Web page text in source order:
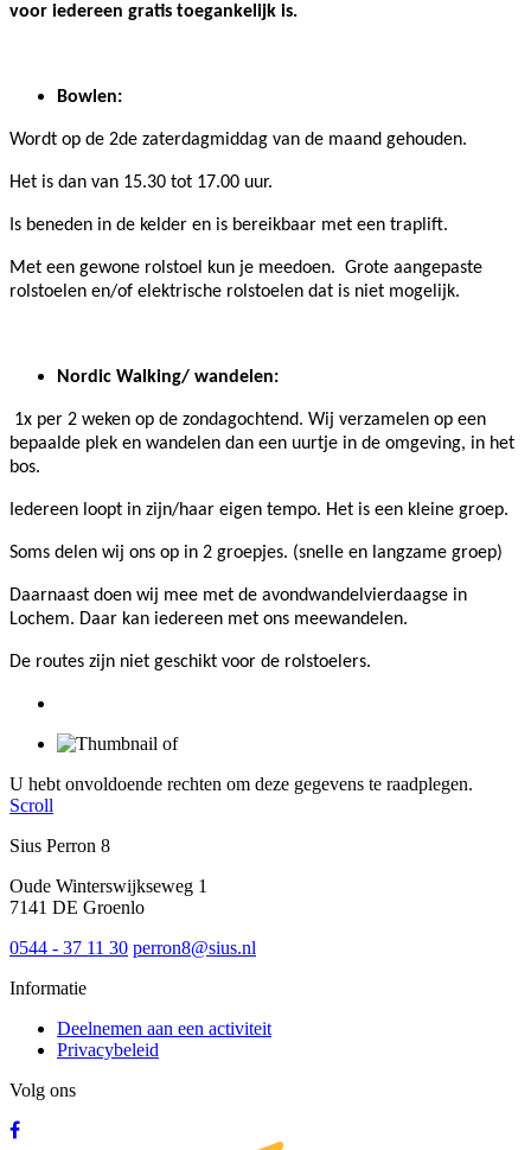
voor iedereen gratis toegankelijk is.
Bowlen:
Wordt op de 2de zaterdagmiddag van de maand gehouden.
Het is dan van 15.30 tot 17.00 uur.
Is beneden in de kelder en is bereikbaar met een traplift.
Met een gewone rolstoel kun je meedoen. Grote aangepaste
rolstoelen en/of elektrische rolstoelen dat is niet mogelijk.
Nordic Walking/ wandelen:
1x per 2 weken op de zondagochtend. Wij verzamelen op een
bepaalde plek en wandelen dan een uurtje in de omgeving, in het
bos.
Iedereen loopt in zijn/haar eigen tempo. Het is een kleine groep.
Soms delen wij ons op in 2 groepjes. (snelle en langzame groep)
Daarnaast doen wij mee met de avondwandelvierdaagse in
Lochem. Daar kan iedereen met ons meewandelen.
De routes zijn niet geschikt voor de rolstoelers.
U hebt onvoldoende rechten om deze gegevens te raadplegen.
Scroll
Sius Perron 8
Oude Winterswijkseweg 1
7141 DE Groenlo
0544 - 37 11 30 perron8@sius.nl
Informatie
Deelnemen aan een activiteit
Privacybeleid
Volg ons